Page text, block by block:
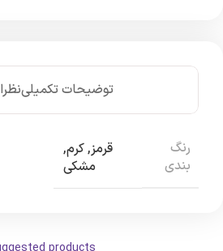
توضیحات تکمیلی
رنگ
بندی
قرمز,کرم,
مشکی